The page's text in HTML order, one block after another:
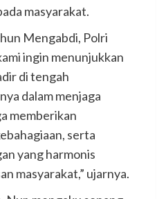
masyarakat.
Mengabdi, Polri
ingin menunjukkan
di tengah
dalam menjaga
memberikan
serta
yang harmonis
masyarakat,” ujarnya.